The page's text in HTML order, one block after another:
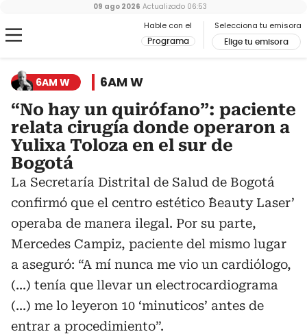
Hable con el
Programa
Selecciona tu emisora
Elige tu emisora
09 ago 2026 Actualizado 06:53
6AM W 6AM W
“No hay un quirófano”: paciente
relata cirugía donde operaron a
Yulixa Toloza en el sur de
Bogotá
La Secretaría Distrital de Salud de Bogotá
confirmó que el centro estético ´Beauty Laser’
operaba de manera ilegal. Por su parte,
Mercedes Campiz, paciente del mismo lugar
a aseguró: “A mí nunca me vio un cardiólogo,
(...) tenía que llevar un electrocardiograma
(...) me lo leyeron 10 ‘minuticos’ antes de
entrar a procedimiento”.